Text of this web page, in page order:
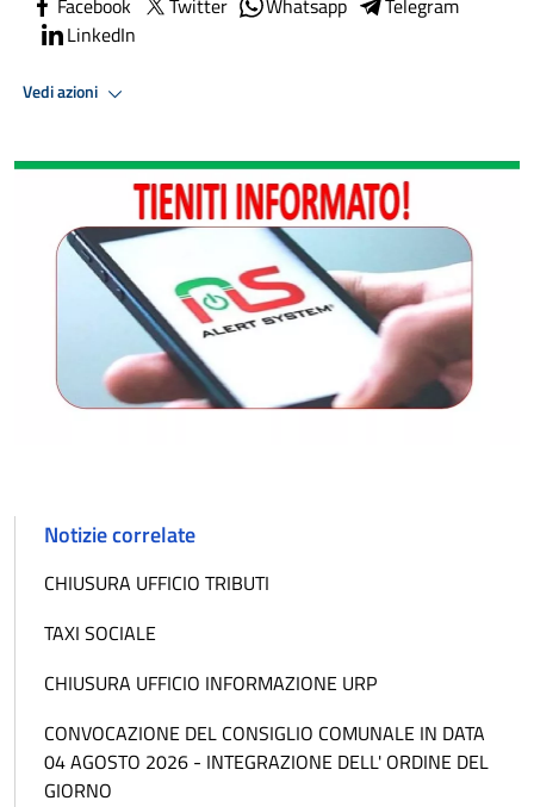
LinkedIn
Vedi azioni
Notizie correlate
CHIUSURA UFFICIO TRIBUTI
TAXI SOCIALE
CHIUSURA UFFICIO INFORMAZIONE URP
CONVOCAZIONE DEL CONSIGLIO COMUNALE IN DATA
04 AGOSTO 2026 - INTEGRAZIONE DELL' ORDINE DEL
GIORNO